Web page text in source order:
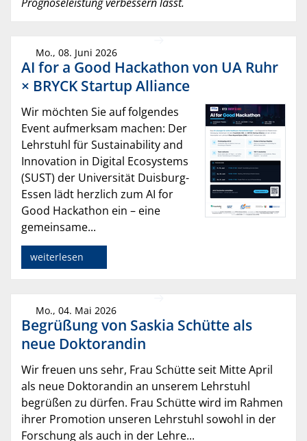
Mo., 08. Juni 2026
AI for a Good Hackathon von UA Ruhr
× BRYCK Startup Alliance
Wir möchten Sie auf folgendes
Event aufmerksam machen: Der
Lehrstuhl für Sustainability and
Innovation in Digital Ecosystems
(SUST) der Universität Duisburg-
Essen lädt herzlich zum AI for
Good Hackathon ein – eine
gemeinsame...
weiterlesen
Mo., 04. Mai 2026
Begrüßung von Saskia Schütte als
neue Doktorandin
Wir freuen uns sehr, Frau Schütte seit Mitte April
als neue Doktorandin an unserem Lehrstuhl
begrüßen zu dürfen. Frau Schütte wird im Rahmen
ihrer Promotion unseren Lehrstuhl sowohl in der
Forschung als auch in der Lehre...